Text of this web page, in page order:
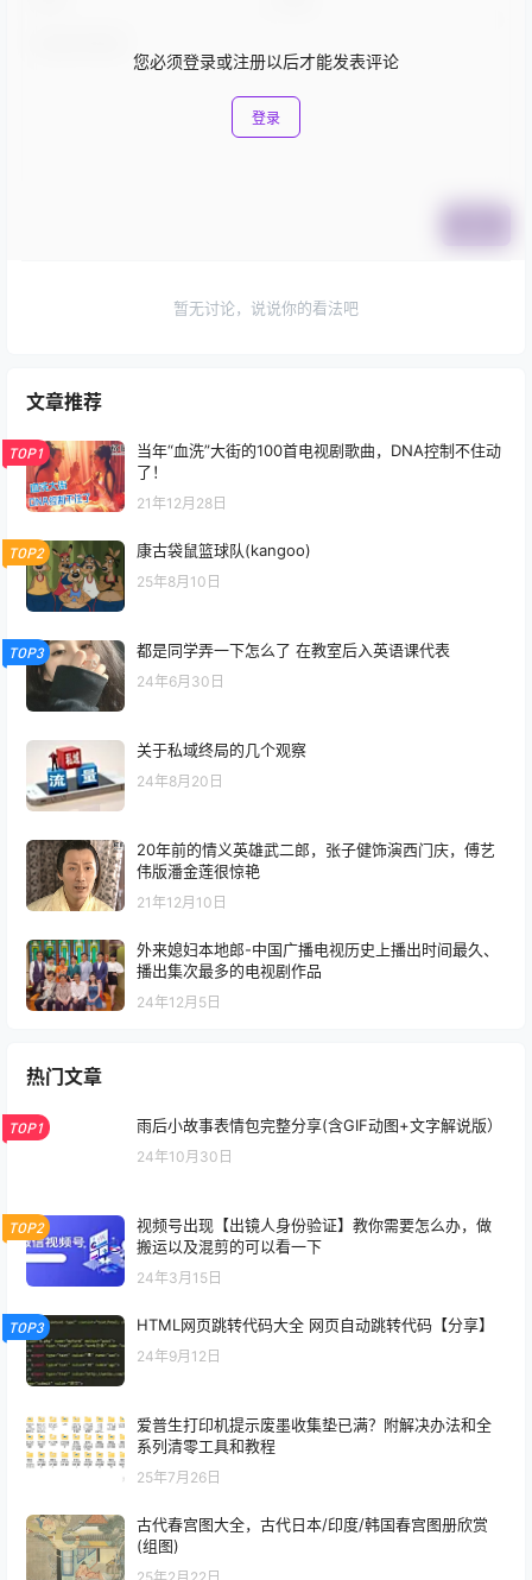
您必须登录或注册以后才能发表评论
登录
暂无讨论，说说你的看法吧
文章推荐
TOP1
当年“血洗”大街的100首电视剧歌曲，DNA控制不住动
了！
21年12月28日
TOP2 康古袋鼠篮球队(kangoo)
25年8月10日
TOP3 都是同学弄一下怎么了 在教室后入英语课代表
24年6月30日
关于私域终局的几个观察
24年8月20日
20年前的情义英雄武二郎，张子健饰演西门庆，傅艺
伟版潘金莲很惊艳
21年12月10日
外来媳妇本地郎-中国广播电视历史上播出时间最久、
播出集次最多的电视剧作品
24年12月5日
热门文章
TOP1 雨后小故事表情包完整分享(含GIF动图+文字解说版）
24年10月30日
TOP2
视频号出现【出镜人身份验证】教你需要怎么办，做
搬运以及混剪的可以看一下
24年3月15日
TOP3 HTML网页跳转代码大全 网页自动跳转代码【分享】
24年9月12日
爱普生打印机提示废墨收集垫已满？附解决办法和全
系列清零工具和教程
25年7月26日
古代春宫图大全，古代日本/印度/韩国春宫图册欣赏
(组图)